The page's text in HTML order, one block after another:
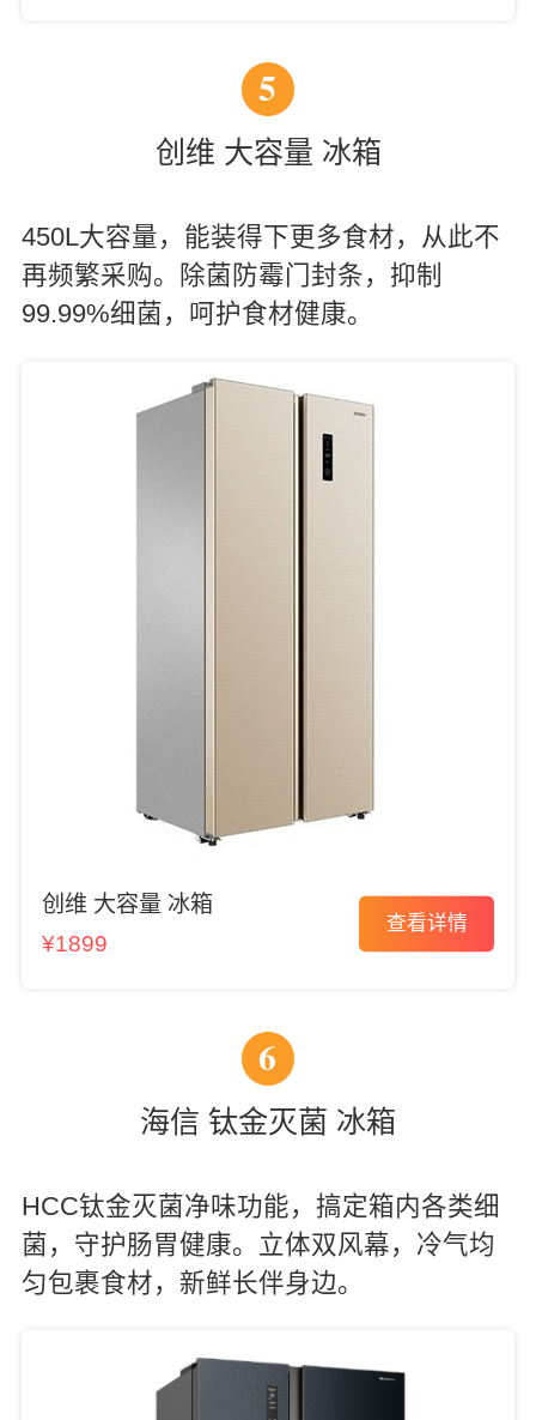
5
创维 大容量 冰箱
450L大容量，能装得下更多食材，从此不
再频繁采购。除菌防霉门封条，抑制
99.99%细菌，呵护食材健康。
创维 大容量 冰箱
¥1899
查看详情
6
海信 钛金灭菌 冰箱
HCC钛金灭菌净味功能，搞定箱内各类细
菌，守护肠胃健康。立体双风幕，冷气均
匀包裹食材，新鲜长伴身边。